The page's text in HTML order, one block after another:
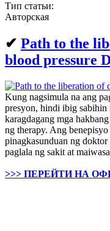
Тип статьи:
Авторская
✔ Path to the
blood pressure
Kung nagsimula na ang
presyon, hindi ibig sabihin
karagdagang mga
ng therapy. Ang
pinagkasunduan ng
paglala ng sakit at
>>> ПЕРЕЙТИ НА